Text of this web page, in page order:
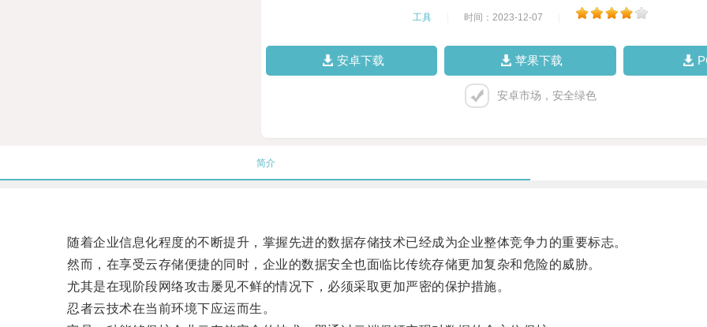
工具 时间：2023-12-07
安卓下载 苹果下载
安卓市场，安全绿色
简介
随着企业信息化程度的不断提升，掌握先进的数据存储技术已经成为企业整体竞争力的重要标志。
然而，在享受云存储便捷的同时，企业的数据安全也面临比传统存储更加复杂和危险的威胁。
尤其是在现阶段网络攻击屡见不鲜的情况下，必须采取更加严密的保护措施。
忍者云技术在当前环境下应运而生。